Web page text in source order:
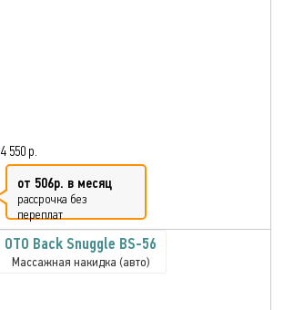
4 550 р.
от 506р. в месяц
рассрочка без
переплат
OTO Back Snuggle BS-56
Массажная накидка (авто)